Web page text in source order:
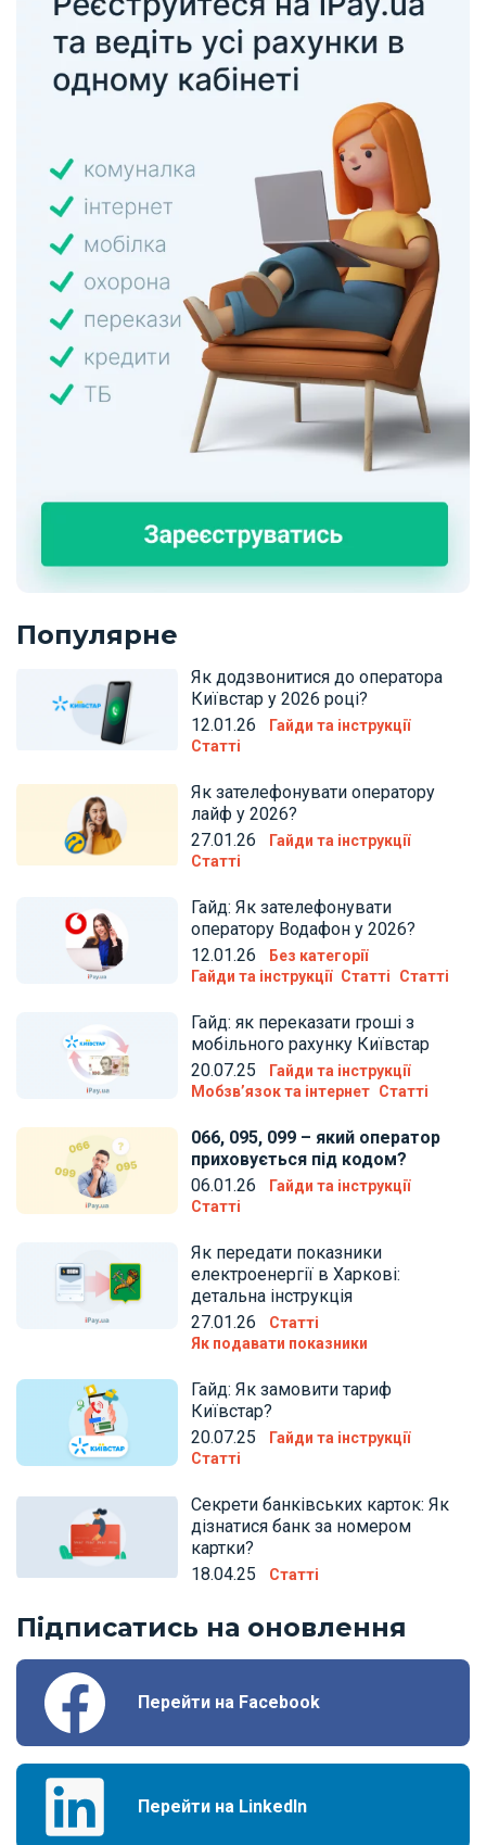
Популярне
Як додзвонитися до оператора
Київстар у 2026 році?
12.01.26
Гайди та інструкції
Статті
Як зателефонувати оператору
лайф у 2026?
27.01.26
Гайди та інструкції
Статті
Гайд: Як зателефонувати
оператору Водафон у 2026?
12.01.26
Без категорії
Гайди та інструкції Статті Статті
Гайд: як переказати гроші з
мобільного рахунку Київстар
20.07.25
Гайди та інструкції
Мобзв’язок та інтернет Статті
066, 095, 099 – який оператор
приховується під кодом?
06.01.26
Гайди та інструкції
Статті
Як передати показники
електроенергії в Харкові:
детальна інструкція
27.01.26
Статті
Як подавати показники
Гайд: Як замовити тариф
Київстар?
20.07.25
Гайди та інструкції
Статті
Секрети банківських карток: Як
дізнатися банк за номером
картки?
18.04.25
Статті
Підписатись на оновлення
Перейти на Facebook
Перейти на LinkedIn